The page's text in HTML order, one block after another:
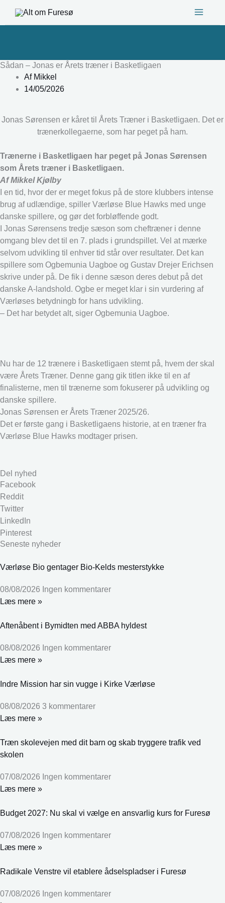
Sådan – Jonas er Årets træner i Basketligaen
AfMikkel
14/05/2026
Jonas Sørensen er kåret til Årets Træner i Basketligaen. Det er
trænerkollegaerne, som har peget på ham.
Trænerne i Basketligaen har peget på Jonas Sørensen
som Årets træner i Basketligaen.
Af Mikkel Kjølby
I en tid, hvor der er meget fokus på de store klubbers intense
brug af udlændige, spiller Værløse Blue Hawks med unge
danske spillere, og gør det forbløffende godt.
I Jonas Sørensens tredje sæson som cheftræner i denne
omgang blev det til en 7. plads i grundspillet. Vel at mærke
selvom udvikling til enhver tid står over resultater. Det kan
spillere som Ogbemunia Uagboe og Gustav Drejer Erichsen
skrive under på. De fik i denne sæson deres debut på det
danske A-landshold. Ogbe er meget klar i sin vurdering af
Værløses betydningb for hans udvikling.
– Det har betydet alt, siger Ogbemunia Uagboe.
Nu har de 12 trænere i Basketligaen stemt på, hvem der skal
være Årets Træner. Denne gang gik titlen ikke til en af
finalisterne, men til trænerne som fokuserer på udvikling og
danske spillere.
Jonas Sørensen er Årets Træner 2025/26.
Det er første gang i Basketligaens historie, at en træner fra
Værløse Blue Hawks modtager prisen.
Del nyhed
Facebook
Reddit
Twitter
LinkedIn
Pinterest
Seneste nyheder
Værløse Bio gentager Bio-Kelds mesterstykke
08/08/2026 Ingen kommentarer
Læs mere »
Aftenåbent i Bymidten med ABBA hyldest
08/08/2026 Ingen kommentarer
Læs mere »
Indre Mission har sin vugge i Kirke Værløse
08/08/2026 3 kommentarer
Læs mere »
Træn skolevejen med dit barn og skab tryggere trafik ved
skolen
07/08/2026 Ingen kommentarer
Læs mere »
Budget 2027: Nu skal vi vælge en ansvarlig kurs for Furesø
07/08/2026 Ingen kommentarer
Læs mere »
Radikale Venstre vil etablere ådselspladser i Furesø
07/08/2026 Ingen kommentarer